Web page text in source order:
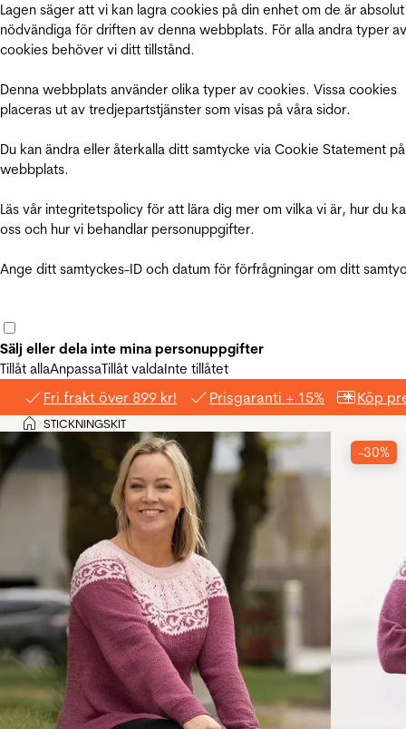
Lagen säger att vi kan lagra cookies på din enhet om de är absolut
nödvändiga för driften av denna webbplats. För alla andra typer av
cookies behöver vi ditt tillstånd.
Denna webbplats använder olika typer av cookies. Vissa cookies
placeras ut av tredjepartstjänster som visas på våra sidor.
Du kan ändra eller återkalla ditt samtycke via Cookie Statement
webbplats.
Läs vår integritetspolicy för att lära dig mer om vilka vi är, hur du
oss och hur vi behandlar personuppgifter.
Ange ditt samtyckes-ID och datum för förfrågningar om ditt
Sälj eller dela inte mina personuppgifter
Tillåt allaAnpassaTillåt valdaInte tillåtet
Fri frakt över 899 kr! Prisgaranti + 15% Köp
Hem
>STICKNINGSKIT
-30%